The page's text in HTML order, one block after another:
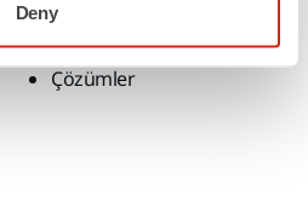
DenySektörler
Uygulamalar
Çözümler